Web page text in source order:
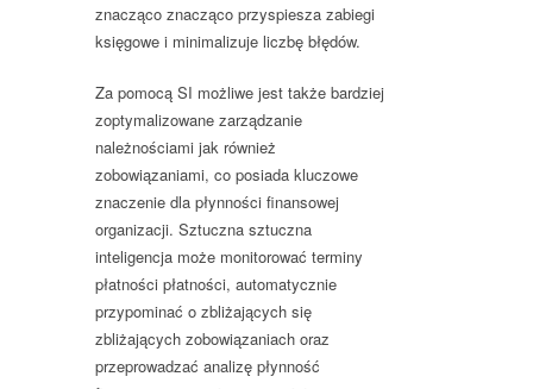
znacząco znacząco przyspiesza zabiegi
księgowe i minimalizuje liczbę błędów.
Za pomocą SI możliwe jest także bardziej
zoptymalizowane zarządzanie
należnościami jak również
zobowiązaniami, co posiada kluczowe
znaczenie dla płynności finansowej
organizacji. Sztuczna sztuczna
inteligencja może monitorować terminy
płatności płatności, automatycznie
przypominać o zbliżających się
zbliżających zobowiązaniach oraz
przeprowadzać analizę płynność